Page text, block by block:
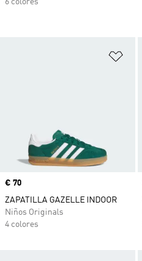
Precio
€ 70
ZAPATILLA GAZELLE INDOOR
Niños Originals
4 colores
6 colores